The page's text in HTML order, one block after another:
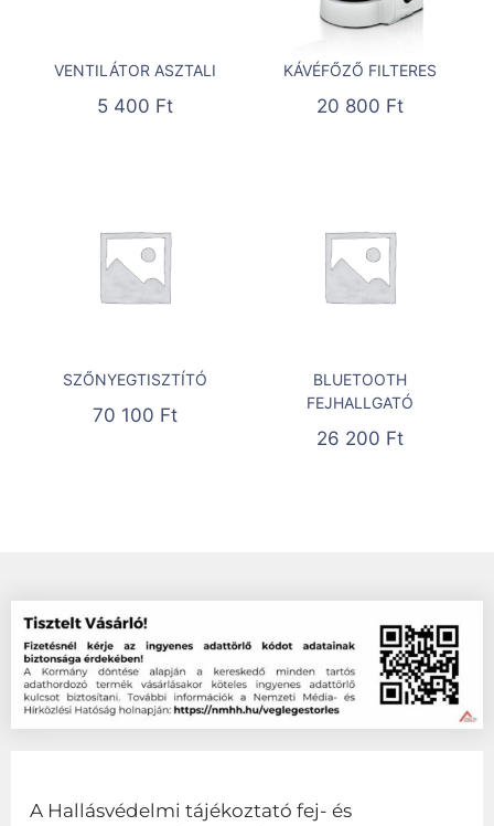
VENTILÁTOR ASZTALI
5 400 Ft
KÁVÉFŐZŐ FILTERES
20 800 Ft
SZŐNYEGTISZTÍTÓ
70 100 Ft
BLUETOOTH
FEJHALLGATÓ
26 200 Ft
A Hallásvédelmi tájékoztató fej- és